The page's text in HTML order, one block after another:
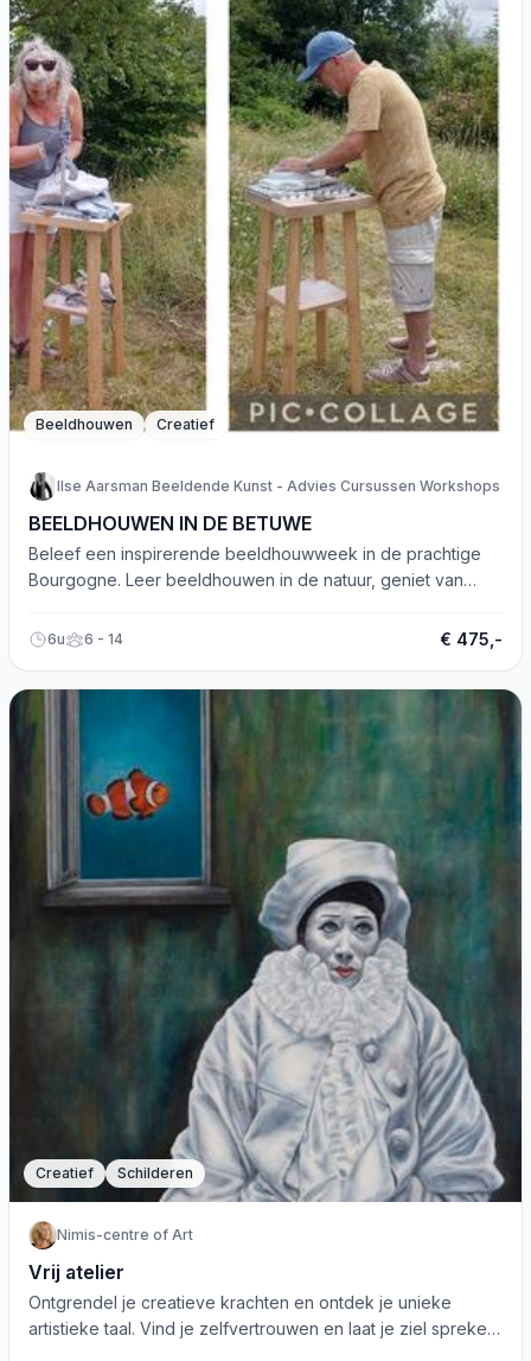
Beeldhouwen Creatief
Ilse Aarsman Beeldende Kunst - Advies Cursussen Workshops
BEELDHOUWEN IN DE BETUWE
Beleef een inspirerende beeldhouwweek in de prachtige
Bourgogne. Leer beeldhouwen in de natuur, geniet van
6u 6 - 14 € 475,-
Creatief Schilderen
Nimis-centre of Art
Vrij atelier
Ontgrendel je creatieve krachten en ontdek je unieke
artistieke taal. Vind je zelfvertrouwen en laat je ziel spreken